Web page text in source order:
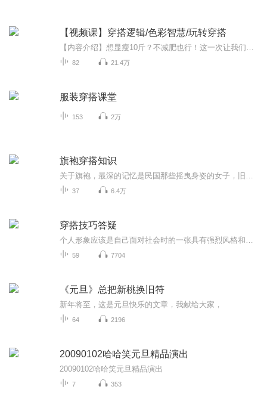
【视频课】穿搭逻辑/色彩智慧/玩转穿搭
82 21.4万
服装穿搭课堂
153 2万
旗袍穿搭知识
37 6.4万
穿搭技巧答疑
59 7704
《元旦》总把新桃换旧符
新年将至，这是元旦快乐的文章，我献给大家，
64 2196
20090102哈哈笑元旦精品演出
20090102哈哈笑元旦精品演出
7 353